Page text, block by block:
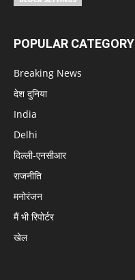
POPULAR CATEGORY
Breaking News
देश दुनिया
India
Delhi
दिल्ली-एनसीआर
राजनीति
मनोरंजन
मैं भी रिपोर्टर
खेल